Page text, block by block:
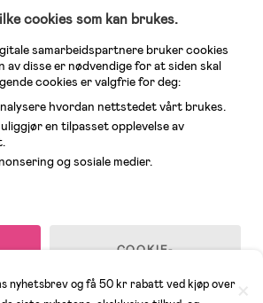
Didriksons, KidKraft, Ergobaby, Philips
og baby!
nyhetsbrev og få 50 kr rabatt ved kjøp over
cookies som kan brukes.
samarbeidspartnere bruker cookies
av disse er nødvendige for at siden skal
cookies er valgfrie for deg:
hvordan nettstedet vårt brukes.
en tilpasset opplevelse av
og sosiale medier.
COOKIE-